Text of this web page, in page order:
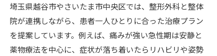
埼玉県越谷市やさいたま市中央区では、整形外科と整体
院が連携しながら、患者一人ひとりに合った治療プラン
を提案しています。例えば、痛みが強い急性期は安静と
薬物療法を中心に、症状が落ち着いたらリハビリや姿勢